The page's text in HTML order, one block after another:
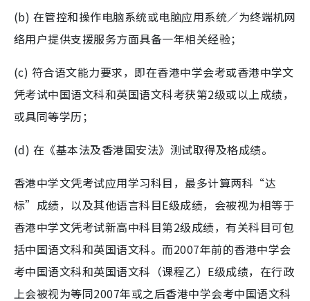
(b) 在管控和操作电脑系统或电脑应用系统／为终端机网
络用户提供支援服务方面具备一年相关经验；
(c) 符合语文能力要求，即在香港中学会考或香港中学文
凭考试中国语文科和英国语文科考获第2级或以上成绩，
或具同等学历；
(d) 在《基本法及香港国安法》测试取得及格成绩。
香港中学文凭考试应用学习科目，最多计算两科“达
标”成绩，以及其他语言科目E级成绩，会被视为相等于
香港中学文凭考试新高中科目第2级成绩，有关科目可包
括中国语文科和英国语文科。而2007年前的香港中学会
考中国语文科和英国语文科（课程乙）E级成绩，在行政
上会被视为等同2007年或之后香港中学会考中国语文科